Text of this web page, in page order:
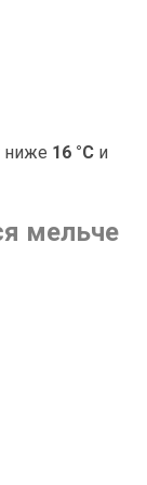
ниже 16 °C и
мельче